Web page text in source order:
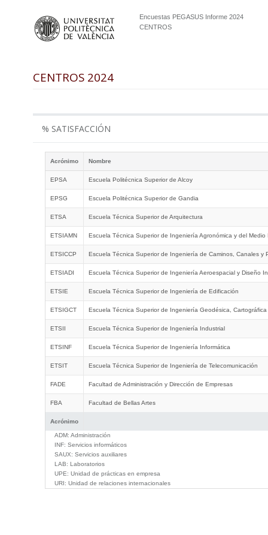
Encuestas PEGASUS Informe 2024
CENTROS
CENTROS 2024
% SATISFACCIÓN
Acrónimo Nombre
Acrónimo
EPSA Escuela Politécnica Superior de Alcoy
EPSG Escuela Politécnica Superior de Gandia
ETSA Escuela Técnica Superior de Arquitectura
ETSIAMN Escuela Técnica Superior de Ingeniería Agronómica y del Medio
ETSICCP Escuela Técnica Superior de Ingeniería de Caminos, Canales y
ETSIADI Escuela Técnica Superior de Ingeniería Aeroespacial y Diseño
ETSIE Escuela Técnica Superior de Ingeniería de Edificación
ETSIGCT Escuela Técnica Superior de Ingeniería Geodésica, Cartográfica
ETSII Escuela Técnica Superior de Ingeniería Industrial
ETSINF Escuela Técnica Superior de Ingeniería Informática
ETSIT Escuela Técnica Superior de Ingeniería de Telecomunicación
FADE Facultad de Administración y Dirección de Empresas
FBA Facultad de Bellas Artes
ADM: Administración
INF: Servicios informáticos
SAUX: Servicios auxiliares
LAB: Laboratorios
UPE: Unidad de prácticas en empresa
URI: Unidad de relaciones internacionales